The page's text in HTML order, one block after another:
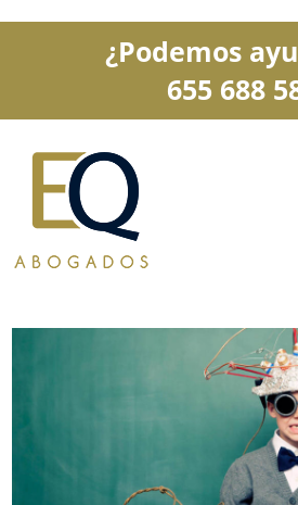
¿Podemos
655 688
BLOG